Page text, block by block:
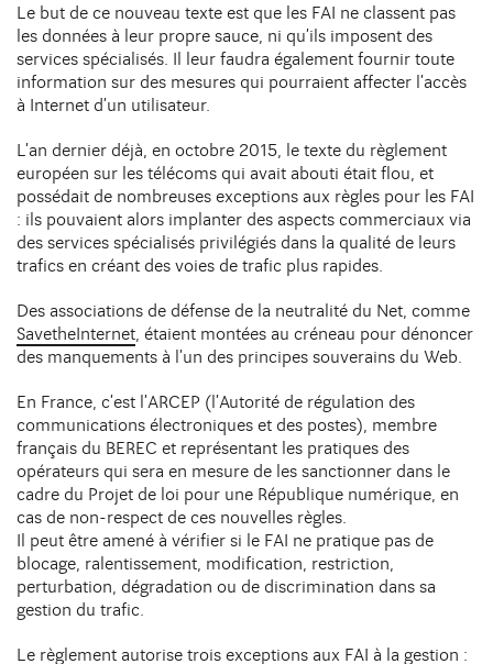
Le but de ce nouveau texte est que les FAI ne classent pas
les données à leur propre sauce, ni qu’ils imposent des
services spécialisés. Il leur faudra également fournir toute
information sur des mesures qui pourraient affecter l’accès
à Internet d’un utilisateur.
L’an dernier déjà, en octobre 2015, le texte du règlement
européen sur les télécoms qui avait abouti était flou, et
possédait de nombreuses exceptions aux règles pour les FAI
: ils pouvaient alors implanter des aspects commerciaux via
des services spécialisés privilégiés dans la qualité de leurs
trafics en créant des voies de trafic plus rapides.
Des associations de défense de la neutralité du Net, comme
SavetheInternet, étaient montées au créneau pour dénoncer
des manquements à l’un des principes souverains du Web.
En France, c’est l’ARCEP (l’Autorité de régulation des
communications électroniques et des postes), membre
français du BEREC et représentant les pratiques des
opérateurs qui sera en mesure de les sanctionner dans le
cadre du Projet de loi pour une République numérique, en
cas de non-respect de ces nouvelles règles.
Il peut être amené à vérifier si le FAI ne pratique pas de
blocage, ralentissement, modification, restriction,
perturbation, dégradation ou de discrimination dans sa
gestion du trafic.
Le règlement autorise trois exceptions aux FAI à la gestion :